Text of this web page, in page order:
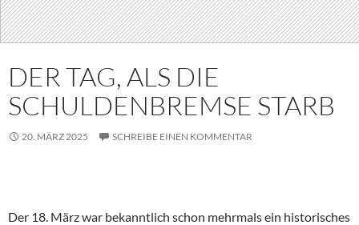
DER TAG, ALS DIE
SCHULDENBREMSE STARB
20. MÄRZ 2025 SCHREIBE EINEN KOMMENTAR
Der 18. März war bekanntlich schon mehrmals ein historisches